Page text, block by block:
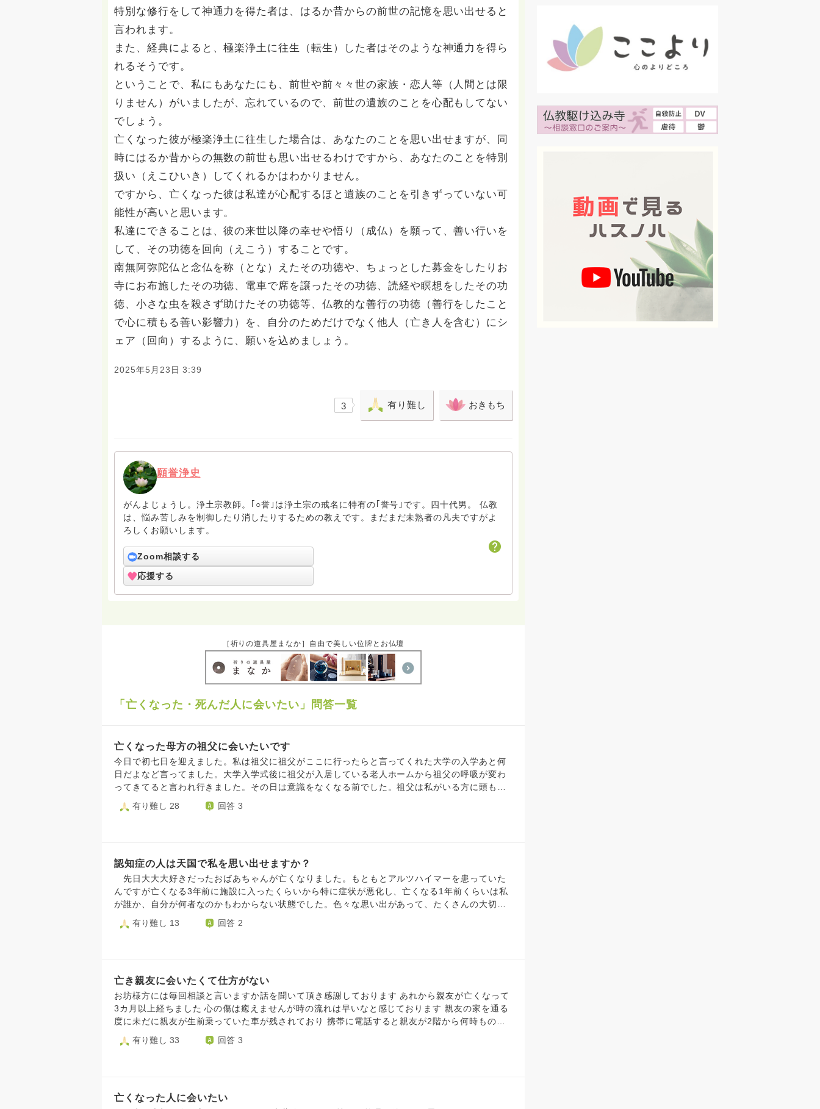
特別な修行をして神通力を得た者は、はるか昔からの前世の記憶を思い出せると
言われます。
また、経典によると、極楽浄土に往生（転生）した者はそのような神通力を得ら
れるそうです。
ということで、私にもあなたにも、前世や前々々世の家族・恋人等（人間とは限
りません）がいましたが、忘れているので、前世の遺族のことを心配もしてない
でしょう。
亡くなった彼が極楽浄土に往生した場合は、あなたのことを思い出せますが、同
時にはるか昔からの無数の前世も思い出せるわけですから、あなたのことを特別
扱い（えこひいき）してくれるかはわかりません。
ですから、亡くなった彼は私達が心配するほと遺族のことを引きずっていない可
能性が高いと思います。
私達にできることは、彼の来世以降の幸せや悟り（成仏）を願って、善い行いを
して、その功徳を回向（えこう）することです。
南無阿弥陀仏と念仏を称（とな）えたその功徳や、ちょっとした募金をしたりお
寺にお布施したその功徳、電車で席を譲ったその功徳、読経や瞑想をしたその功
徳、小さな虫を殺さず助けたその功徳等、仏教的な善行の功徳（善行をしたこと
で心に積もる善い影響力）を、自分のためだけでなく他人（亡き人を含む）にシ
ェア（回向）するように、願いを込めましょう。
2025年5月23日 3:39
3 有り難し おきもち
願誉浄史
がんよじょうし。浄土宗教師。｢○誉｣は浄土宗の戒名に特有の｢誉号｣です。四十代男。 仏教
は、悩み苦しみを制御したり消したりするための教えです。まだまだ未熟者の凡夫ですがよ
ろしくお願いします。
Zoom相談する
応援する
［祈りの道具屋まなか］自由で美しい位牌とお仏壇
「亡くなった・死んだ人に会いたい」問答一覧
亡くなった母方の祖父に会いたいです
今日で初七日を迎えました。私は祖父に祖父がここに行ったらと言ってくれた大学の入学あと何
日だよなど言ってました。大学入学式後に祖父が入居している老人ホームから祖父の呼吸が変わ
ってきてると言われ行きました。その日は意識をなくなる前でした。祖父は私がいる方に頭も動
かして私の顔を見ました。反応もしっかりしてました。ですが私が家に帰った後、その日の夜に
意識をなくして、次の日の夜に亡くなりました。亡くなった日は泣きました。火葬の時は辛かっ
祖父は元々国家公務員で計算が得意な人でした。亡くなる日も決めていたのですかね？また会え
ないですかね、辛くて
有り難し 28 回答 3
認知症の人は天国で私を思い出せますか？
先日大大大好きだったおばあちゃんが亡くなりました。もともとアルツハイマーを患っていた
んですが亡くなる3年前に施設に入ったくらいから特に症状が悪化し、亡くなる1年前くらいは私
が誰か、自分が何者なのかもわからない状態でした。色々な思い出があって、たくさんの大切な
人がいて、色々なことを考えて生きてきたはずなのに、旅立つときにそれを忘れてしまうなんて
むごすぎます。 覚悟はできていたつもりですが、もう二度とあの大切な時間が戻らなくて、あ
有り難し 13 回答 2
亡き親友に会いたくて仕方がない
お坊様方には毎回相談と言いますか話を聞いて頂き感謝しております あれから親友が亡くなって
3カ月以上経ちました 心の傷は癒えませんが時の流れは早いなと感じております 親友の家を通る
度に未だに親友が生前乗っていた車が残されており 携帯に電話すると親友が2階から何時ものよ
うに私の名前を呼んでくれて 手を振ってくれたりすれば良いのになと思って家の前を通り過ぎま
す また家の前を通る度にずっと辛い治療をしてきたからゆっくり休めよと言ったり 俺は○○と出
れないと寂しいものです 就寝時には音楽の曲で夢で逢えたらを思い出して 貴方に会えるまで眠り
有り難し 33 回答 3
亡くなった人に会いたい